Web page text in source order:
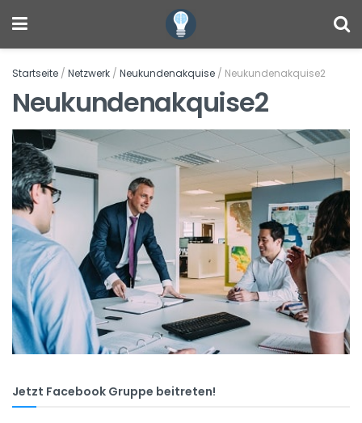
Startseite / Netzwerk / Neukundenakquise / Neukundenakquise2
Neukundenakquise2
Jetzt Facebook Gruppe beitreten!